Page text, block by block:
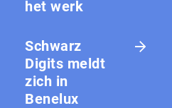
het werk
Schwarz
Digits meldt
zich in
Benelux